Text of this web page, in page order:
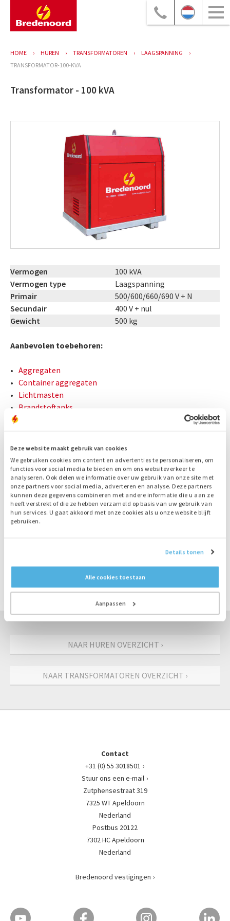
Deze website maakt gebruik van cookies
We gebruiken cookies om content en advertenties te personaliseren, om
functies voor social media te bieden en om ons websiteverkeer te
analyseren. Ook delen we informatie over uw gebruik van onze site met
onze partners voor social media, adverteren en analyse. Deze partners
kunnen deze gegevens combineren met andere informatie die u aan ze
heeft verstrekt of die ze hebben verzameld op basis van uw gebruik van
hun services. U gaat akkoord met onze cookies als u onze website blijft
gebruiken.
Details tonen
Alle cookies toestaan
Aanpassen
HOME HUREN TRANSFORMATOREN
LAAGSPANNING
TRANSFORMATOR-100-KVA
Transformator - 100 kVA
Vermogen
100 kVA
Vermogen type
Laagspanning
Primair
500/600/660/690 V + N
Secundair
400 V + nul
Gewicht
500 kg
Aanbevolen toebehoren:
Aggregaten
Container aggregaten
Lichtmasten
Brandstoftanks
Verdeelkasten
Loadbanks
Start Stop Automaten
VRAAG OFFERTE AAN
NAAR HUREN OVERZICHT ›
NAAR TRANSFORMATOREN OVERZICHT ›
Contact
+31 (0) 55 3018501
Stuur ons een e-mail
Zutphensestraat 319
7325 WT Apeldoorn
Nederland
Postbus 20122
7302 HC Apeldoorn
Nederland
Bredenoord vestigingen